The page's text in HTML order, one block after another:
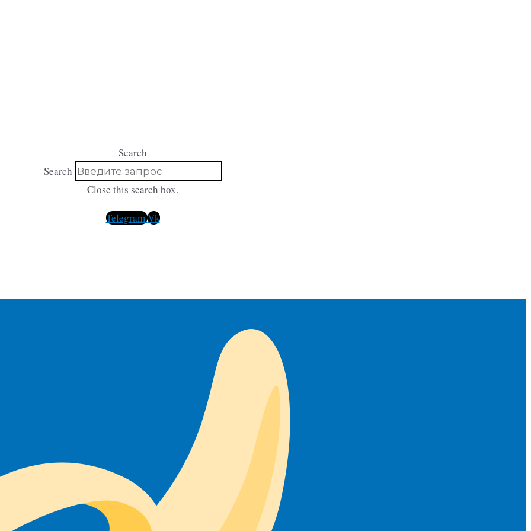
Search
Search
Close this search box.
TelegramVk